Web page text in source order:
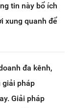
tin này bổ ích
xung quanh để
đa kênh,
pháp
Giải pháp